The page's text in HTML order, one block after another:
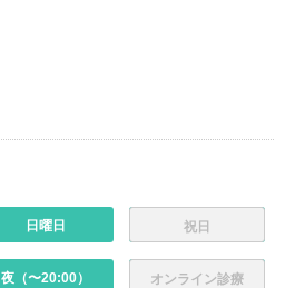
日曜日 祝日
夜（〜20:00） オンライン診療